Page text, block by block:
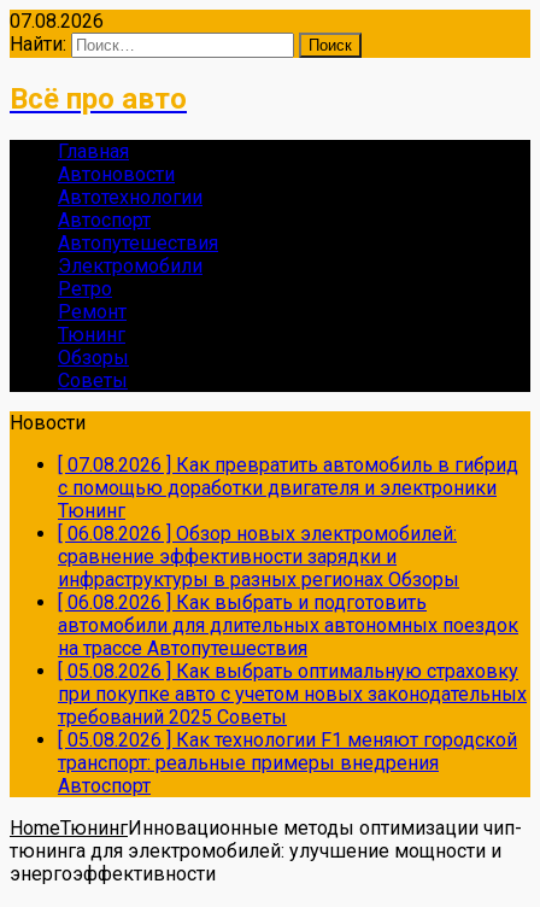
07.08.2026
Найти:
Всё про авто
Главная
Автоновости
Автотехнологии
Автоспорт
Автопутешествия
Электромобили
Ретро
Ремонт
Тюнинг
Обзоры
Советы
Новости
[ 07.08.2026 ] Как превратить автомобиль в гибрид
с помощью доработки двигателя и электроники
Тюнинг
[ 06.08.2026 ] Обзор новых электромобилей:
сравнение эффективности зарядки и
инфраструктуры в разных регионах Обзоры
[ 06.08.2026 ] Как выбрать и подготовить
автомобили для длительных автономных поездок
на трассе Автопутешествия
[ 05.08.2026 ] Как выбрать оптимальную страховку
при покупке авто с учетом новых законодательных
требований 2025 Советы
[ 05.08.2026 ] Как технологии F1 меняют городской
транспорт: реальные примеры внедрения
Автоспорт
HomeТюнингИнновационные методы оптимизации чип-
тюнинга для электромобилей: улучшение мощности и
энергоэффективности